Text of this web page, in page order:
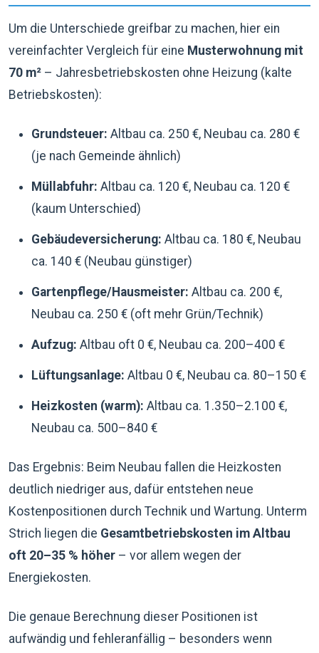
Um die Unterschiede greifbar zu machen, hier ein
vereinfachter Vergleich für eine Musterwohnung mit
70 m² – Jahresbetriebskosten ohne Heizung (kalte
Betriebskosten):
Grundsteuer: Altbau ca. 250 €, Neubau ca. 280 €
(je nach Gemeinde ähnlich)
Müllabfuhr: Altbau ca. 120 €, Neubau ca. 120 €
(kaum Unterschied)
Gebäudeversicherung: Altbau ca. 180 €, Neubau
ca. 140 € (Neubau günstiger)
Gartenpflege/Hausmeister: Altbau ca. 200 €,
Neubau ca. 250 € (oft mehr Grün/Technik)
Aufzug: Altbau oft 0 €, Neubau ca. 200–400 €
Lüftungsanlage: Altbau 0 €, Neubau ca. 80–150 €
Heizkosten (warm): Altbau ca. 1.350–2.100 €,
Neubau ca. 500–840 €
Das Ergebnis: Beim Neubau fallen die Heizkosten
deutlich niedriger aus, dafür entstehen neue
Kostenpositionen durch Technik und Wartung. Unterm
Strich liegen die Gesamtbetriebskosten im Altbau
oft 20–35 % höher – vor allem wegen der
Energiekosten.
Die genaue Berechnung dieser Positionen ist
aufwändig und fehleranfällig – besonders wenn